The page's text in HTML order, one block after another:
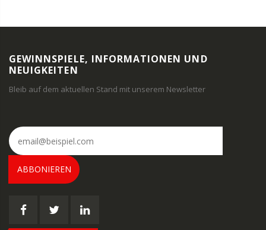
GEWINNSPIELE, INFORMATIONEN UND
NEUIGKEITEN
Bleib auf dem aktuellen Stand mit unserem Newsletter
ABBONIEREN